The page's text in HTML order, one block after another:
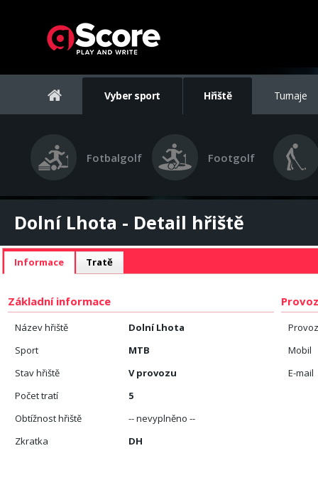
Vyber sport Hřiště Turnaje
Fotbalgolf Footgolf
Dolní Lhota - Detail hřiště
Informace Tratě
Základní informace
Název hřiště
Dolní Lhota
Sport
MTB
Stav hřiště
V provozu
Počet tratí
5
Obtížnost hřiště
-- nevyplněno --
Zkratka
DH
Mobil
E-mail